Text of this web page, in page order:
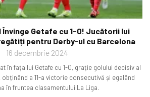
Getafe cu 1-0! Jucătorii lui
pentru Derby-ul cu Barcelona
16 decembrie 2024
în fața lui Getafe cu 1-0, grație golului decisiv al
a 11-a victorie consecutivă și egalând
în fruntea clasamentului La Liga.